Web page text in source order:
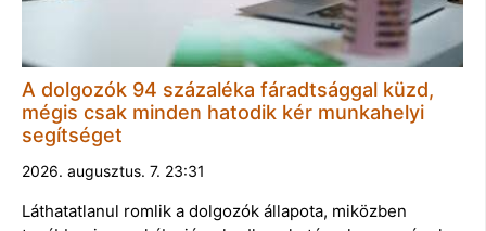
A dolgozók 94 százaléka fáradtsággal küzd,
mégis csak minden hatodik kér munkahelyi
segítséget
2026. augusztus. 7. 23:31
Láthatatlanul romlik a dolgozók állapota, miközben